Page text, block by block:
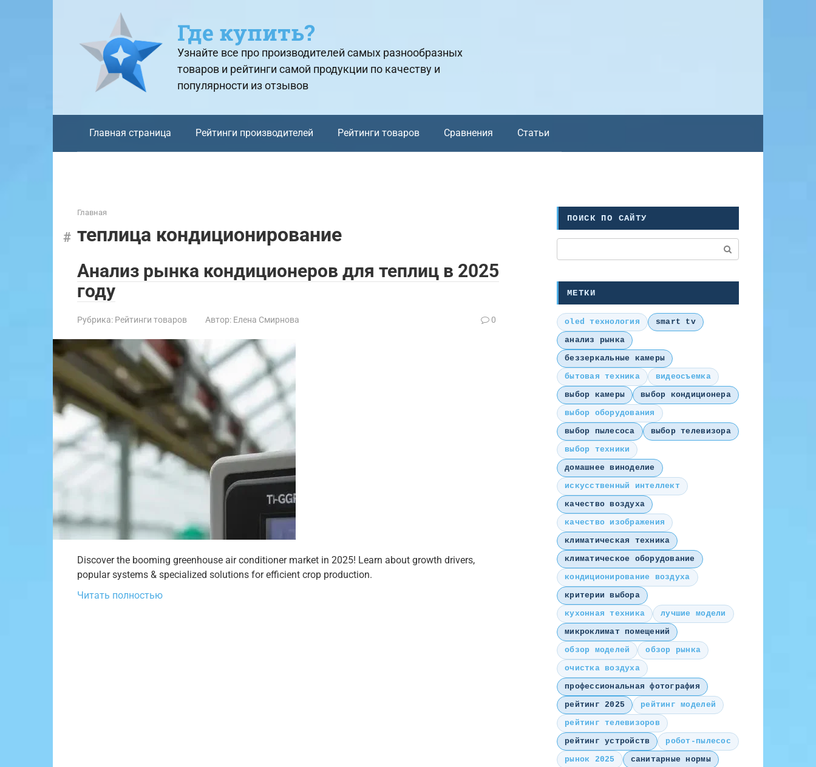
Где купить?
Узнайте все про производителей самых разнообразных
товаров и рейтинги самой продукции по качеству и
популярности из отзывов
Главная страница Рейтинги производителей Рейтинги товаров Сравнения Статьи
Главная
теплица кондиционирование
Анализ рынка кондиционеров для теплиц в 2025
году
Рубрика: Рейтинги товаров Автор: Елена Смирнова 0
Discover the booming greenhouse air conditioner market in 2025! Learn about growth drivers,
popular systems & specialized solutions for efficient crop production.
Читать полностью
ПОИСК ПО САЙТУ
МЕТКИ
oled технология
smart tv
анализ рынка
беззеркальные камеры
бытовая техника
видеосъемка
выбор камеры
выбор кондиционера
выбор оборудования
выбор пылесоса
выбор телевизора
выбор техники
домашнее виноделие
искусственный интеллект
качество воздуха
качество изображения
климатическая техника
климатическое оборудование
кондиционирование воздуха
критерии выбора
кухонная техника
лучшие модели
микроклимат помещений
обзор моделей
обзор рынка
очистка воздуха
профессиональная фотография
рейтинг 2025
рейтинг моделей
рейтинг телевизоров
рейтинг устройств
робот-пылесос
рынок 2025
санитарные нормы